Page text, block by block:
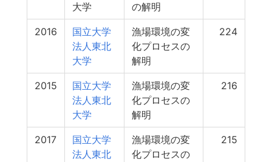
大学
の解明
2016
国立大学
法人東北
大学
漁場環境の変
化プロセスの
解明
224
2015
国立大学
法人東北
大学
漁場環境の変
化プロセスの
解明
216
2017
国立大学
法人東北
漁場環境の変
化プロセスの
215